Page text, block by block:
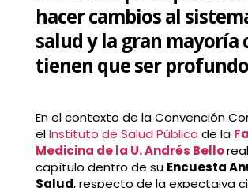
hacer cambios al
salud y la gran mayoría
tienen que ser
En el contexto de la Convención
elInstituto de Salud Pública de la
Medicina de la U. Andrés Bello
capítulo dentro de su Encuesta
Salud, respecto de la expectaiva